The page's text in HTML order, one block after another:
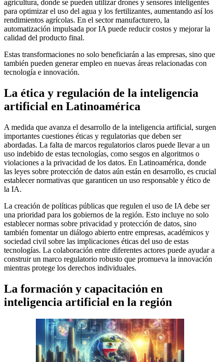
agricultura, donde se pueden utilizar drones y sensores inteligentes
para optimizar el uso del agua y los fertilizantes, aumentando así los
rendimientos agrícolas. En el sector manufacturero, la
automatización impulsada por IA puede reducir costos y mejorar la
calidad del producto final.
Estas transformaciones no solo beneficiarán a las empresas, sino que
también pueden generar empleo en nuevas áreas relacionadas con
tecnología e innovación.
La ética y regulación de la inteligencia
artificial en Latinoamérica
A medida que avanza el desarrollo de la inteligencia artificial, surgen
importantes cuestiones éticas y regulatorias que deben ser
abordadas. La falta de marcos regulatorios claros puede llevar a un
uso indebido de estas tecnologías, como sesgos en algoritmos o
violaciones a la privacidad de los datos. En Latinoamérica, donde
las leyes sobre protección de datos aún están en desarrollo, es crucial
establecer normativas que garanticen un uso responsable y ético de
la IA.
La creación de políticas públicas que regulen el uso de IA debe ser
una prioridad para los gobiernos de la región. Esto incluye no solo
establecer normas sobre privacidad y protección de datos, sino
también fomentar un diálogo abierto entre empresas, académicos y
sociedad civil sobre las implicaciones éticas del uso de estas
tecnologías. La colaboración entre diferentes actores puede ayudar a
construir un marco regulatorio robusto que promueva la innovación
mientras protege los derechos individuales.
La formación y capacitación en
inteligencia artificial en la región